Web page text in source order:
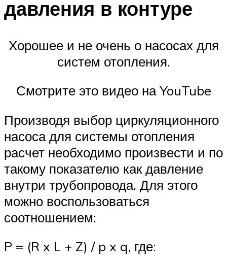
давления в контуре
Хорошее и не очень о насосах для
систем отопления.
Смотрите это видео на YouTube
Производя выбор циркуляционного
насоса для системы отопления
расчет необходимо произвести и по
такому показателю как давление
внутри трубопровода. Для этого
можно воспользоваться
соотношением:
P = (R x L + Z) / p x q, где: